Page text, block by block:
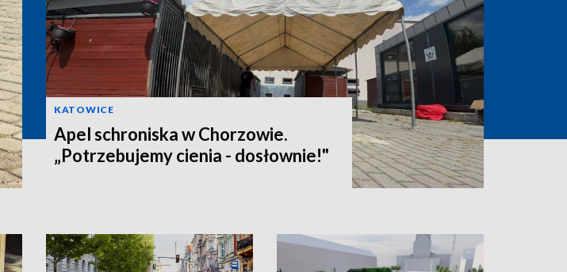
KATOWICE
Apel schroniska w Chorzowie.
„Potrzebujemy cienia - dosłownie!"